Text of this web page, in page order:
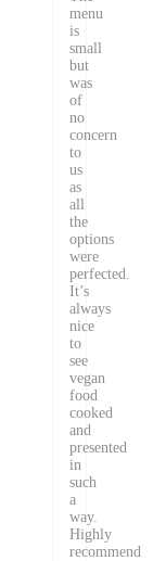
menu
is
small
but
was
of
no
concern
to
us
as
all
the
options
were
perfected.
It’s
always
nice
to
see
vegan
food
cooked
and
presented
in
such
a
way.
Highly
recommend